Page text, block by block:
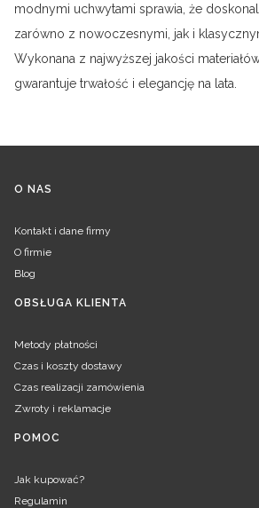
modnymi uchwytami sprawia, że
zarówno z nowoczesnymi, jak i
Wykonana z najwyższej jakości
gwarantuje trwałość i elegancję na lata.
Linki w stopce
O NAS
Kontakt i dane firmy
O firmie
Blog
OBSŁUGA KLIENTA
Metody płatności
Czas i koszty dostawy
Czas realizacji zamówienia
Zwroty i reklamacje
POMOC
Jak kupować?
Regulamin